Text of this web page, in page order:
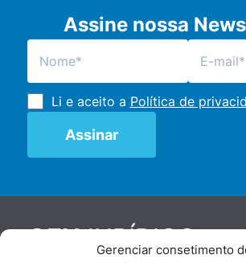
Gerenciar consetimento
Assine nossa
Li e aceito a Política de
GENJURÍDICO